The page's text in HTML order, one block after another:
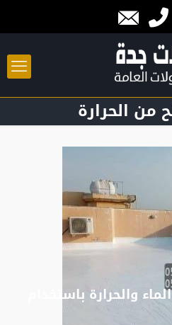
الحرارة
والحرارة باستخدام